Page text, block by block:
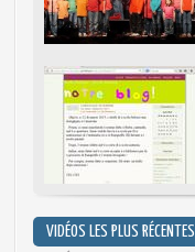
VIDÉOS LES PLUS RÉCENTES